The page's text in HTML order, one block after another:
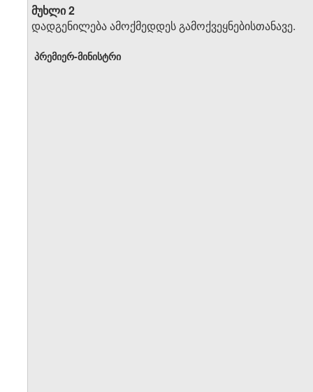
მუხლი 2
დადგენილება ამოქმედდეს გამოქვეყნებისთანავე.
პრემიერ-მინისტრი